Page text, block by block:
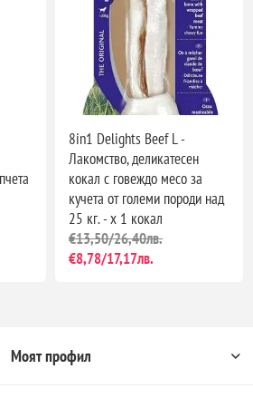
8in1 Delights Beef L -
Лакомство, деликатесен
кокал с говеждо месо за
кучета от големи породи над
25 кг. - х 1 кокал
€13,50/26,40лв.
€8,78/17,17лв.
Моят профил